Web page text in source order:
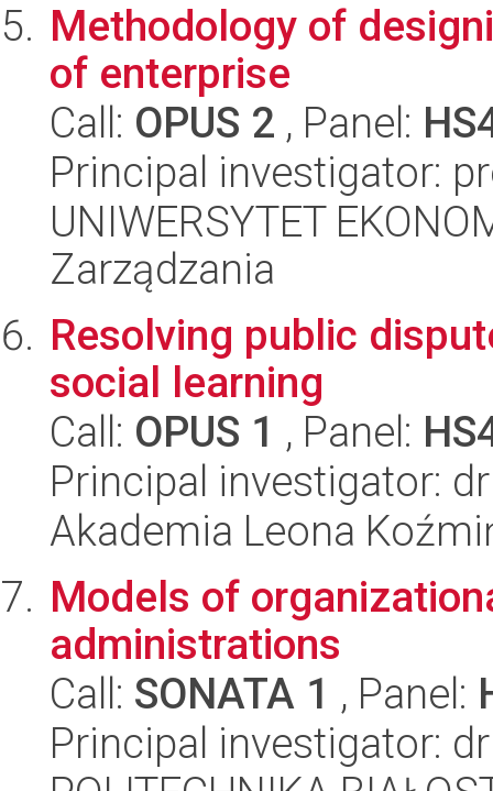
Methodology of
of enterprise
Call: OPUS 2 , Panel:
Principal investigator:
UNIWERSYTET
Zarządzania
Resolving public
social learning
Call: OPUS 1 , Panel:
Principal investigator:
Akademia Leona
Models of
administrations
Call: SONATA 1 , Panel:
Principal investigator: